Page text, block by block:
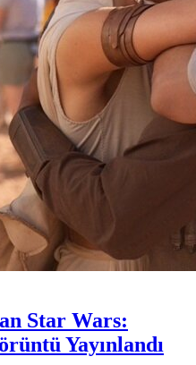
Star Wars:
Yayınlandı